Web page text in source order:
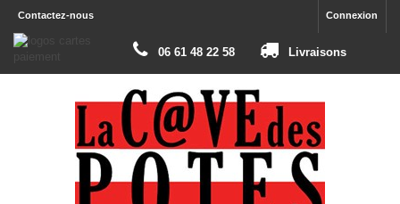
Connexion
Contactez-nous
06 61 48 22 58 Livraisons